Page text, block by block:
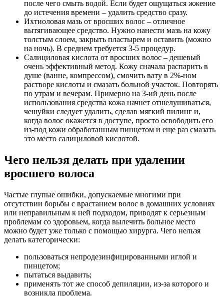
после чего смыть водой. Если будет ощущаться жжение
до истечения времени – удалить средство сразу.
Ихтиоловая мазь от вросших волос – отличное
вытягивающее средство. Нужно нанести мазь на кожу
толстым слоем, закрыть пластырем и оставить (можно
на ночь). В среднем требуется 3-5 процедур.
Салициловая кислота от вросших волос – дешевый
очень эффективный метод. Кожу сначала распарить в
душе (ванне, компрессом), смочить вату в 2%-ном
растворе кислоты и смазать больной участок. Повторять
по утрам и вечерам. Примерно на 3-ий день после
использования средства кожа начнет отшелушиваться,
чешуйки следует удалить, сделав мягкий пилинг и,
когда волос окажется в доступе, просто освободить его
из-под кожи обработанным пинцетом и еще раз смазать
это место салициловой кислотой.
Чего нельзя делать при удалении
вросшего волоса
Частые глупые ошибки, допускаемые многими при
отсутствии борьбы с врастанием волос в домашних условиях
или неправильным к ней подходом, приводят к серьезным
проблемам со здоровьем, когда вылечить больное место
можно будет уже только с помощью хирурга. Чего нельзя
делать категорически:
пользоваться непродезинфицированными иглой и
пинцетом;
пытаться выдавить;
применять тот же способ депиляции, из-за которого и
возникла проблема.